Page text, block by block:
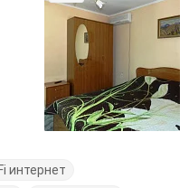
интернет